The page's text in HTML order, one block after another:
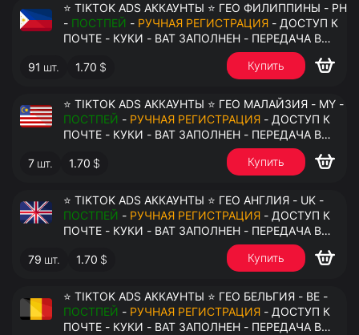
⭐ TIKTOK ADS АККАУНТЫ ⭐ ГЕО ФИЛИППИНЫ - PH
- ПОСТПЕЙ - РУЧНАЯ РЕГИСТРАЦИЯ - ДОСТУП К
ПОЧТЕ - КУКИ - ВАТ ЗАПОЛНЕН - ПЕРЕДАЧА В
91 шт. 1.70 $ Купить
⭐ TIKTOK ADS АККАУНТЫ ⭐ ГЕО МАЛАЙЗИЯ - MY -
ПОСТПЕЙ - РУЧНАЯ РЕГИСТРАЦИЯ - ДОСТУП К
ПОЧТЕ - КУКИ - ВАТ ЗАПОЛНЕН - ПЕРЕДАЧА В
7 шт. 1.70 $ Купить
⭐ TIKTOK ADS АККАУНТЫ ⭐ ГЕО АНГЛИЯ - UK -
ПОСТПЕЙ - РУЧНАЯ РЕГИСТРАЦИЯ - ДОСТУП К
ПОЧТЕ - КУКИ - ВАТ ЗАПОЛНЕН - ПЕРЕДАЧА В
79 шт. 1.70 $ Купить
⭐ TIKTOK ADS АККАУНТЫ ⭐ ГЕО БЕЛЬГИЯ - BE -
ПОСТПЕЙ - РУЧНАЯ РЕГИСТРАЦИЯ - ДОСТУП К
ПОЧТЕ - КУКИ - ВАТ ЗАПОЛНЕН - ПЕРЕДАЧА В